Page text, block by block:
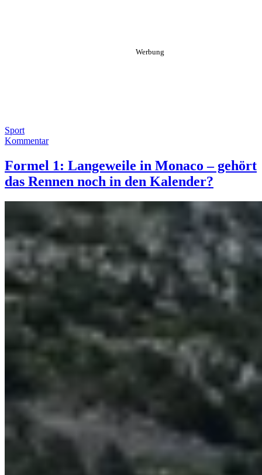
Sport
Kommentar
Formel 1: Langeweile in Monaco – gehört
das Rennen noch in den Kalender?